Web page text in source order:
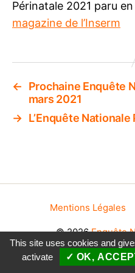
Périnatale 2021 paru
magazine de l’Inserm
←
Prochaine Enquête
mars 2021
→ L’Enquête
© 2026Enquête
Mentions Légales
This site uses cookies and
activate
✓ OK,